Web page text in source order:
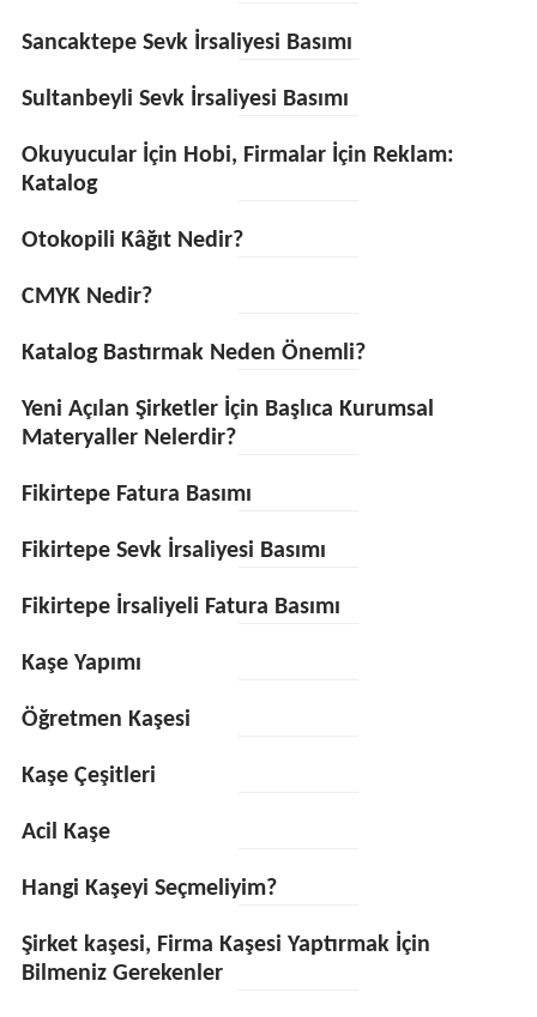
Sancaktepe Sevk İrsaliyesi Basımı
Sultanbeyli Sevk İrsaliyesi Basımı
Okuyucular İçin Hobi, Firmalar İçin Reklam:
Katalog
Otokopili Kâğıt Nedir?
CMYK Nedir?
Katalog Bastırmak Neden Önemli?
Yeni Açılan Şirketler İçin Başlıca Kurumsal
Materyaller Nelerdir?
Fikirtepe Fatura Basımı
Fikirtepe Sevk İrsaliyesi Basımı
Fikirtepe İrsaliyeli Fatura Basımı
Kaşe Yapımı
Öğretmen Kaşesi
Kaşe Çeşitleri
Acil Kaşe
Hangi Kaşeyi Seçmeliyim?
Şirket kaşesi, Firma Kaşesi Yaptırmak İçin
Bilmeniz Gerekenler